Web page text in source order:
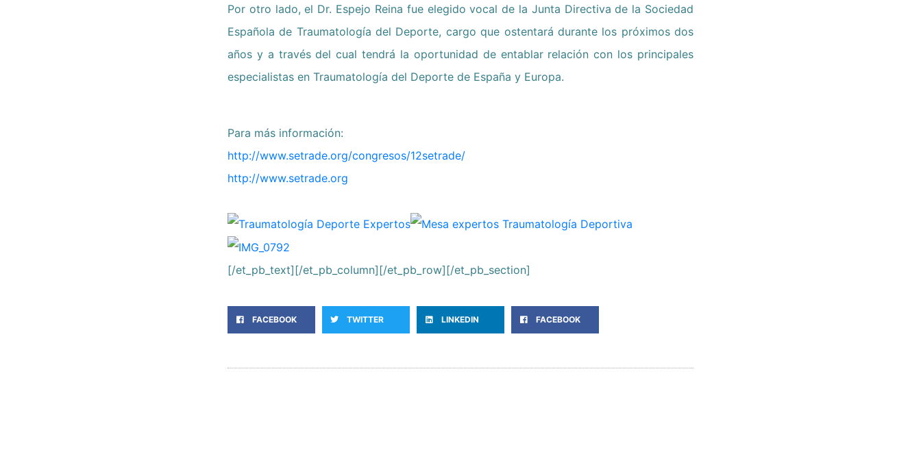
Por otro lado, el Dr. Espejo Reina fue elegido vocal de la Junta Directiva de la Sociedad
Española de Traumatología del Deporte, cargo que ostentará durante los próximos dos
años y a través del cual tendrá la oportunidad de entablar relación con los principales
especialistas en Traumatología del Deporte de España y Europa.
Para más información:
http://www.setrade.org/congresos/12setrade/
http://www.setrade.org
[/et_pb_text][/et_pb_column][/et_pb_row][/et_pb_section]
FACEBOOK TWITTER LINKEDIN FACEBOOK